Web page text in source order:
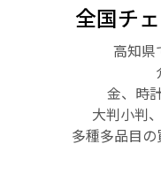
全国チ
高知県
金、時
大判小判
多種多品目の